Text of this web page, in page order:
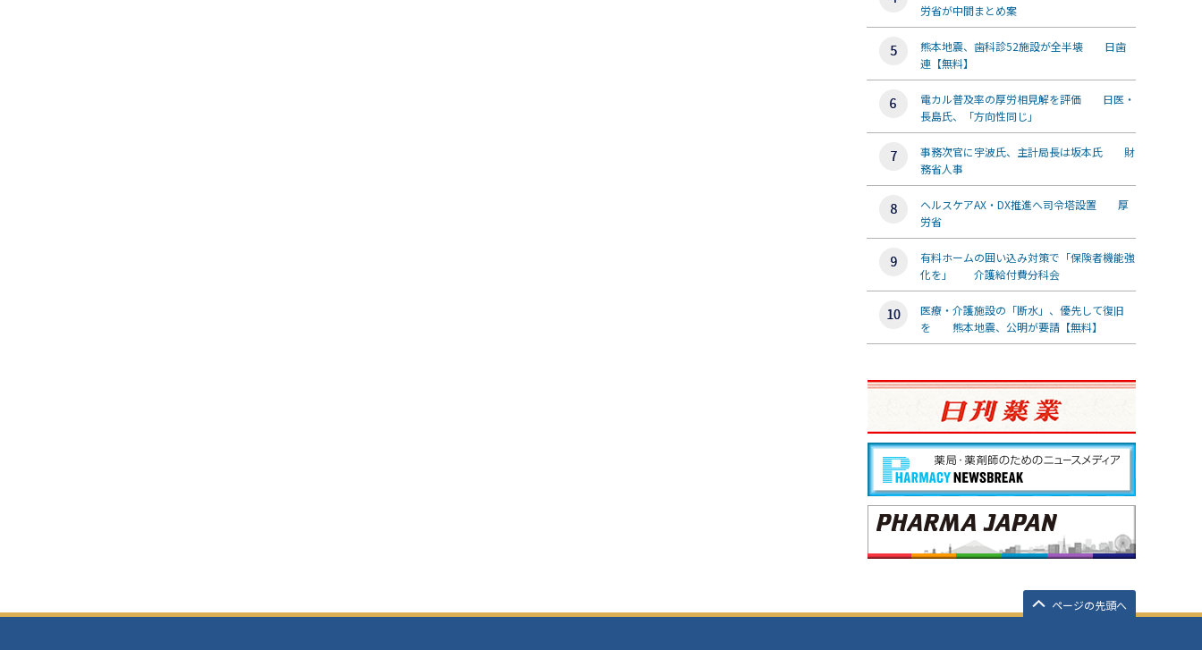
労省が中間まとめ案
熊本地震、歯科診52施設が全半壊 日歯
連【無料】
電カル普及率の厚労相見解を評価 日医・
長島氏、「方向性同じ」
事務次官に宇波氏、主計局長は坂本氏 財
務省人事
ヘルスケアAX・DX推進へ司令塔設置 厚
労省
有料ホームの囲い込み対策で「保険者機能強
化を」 介護給付費分科会
医療・介護施設の「断水」、優先して復旧
を 熊本地震、公明が要請【無料】
ページの先頭へ